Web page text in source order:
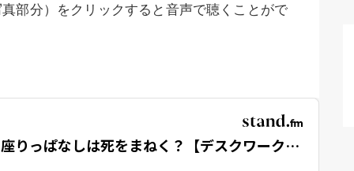
部分）をクリックすると音声で聴くことがで